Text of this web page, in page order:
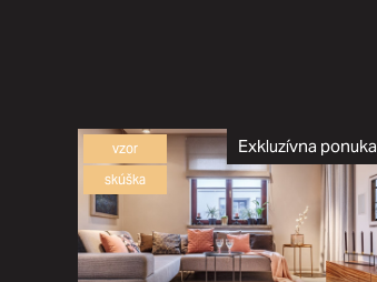
Exkluzívna ponuka
vzor
skúška